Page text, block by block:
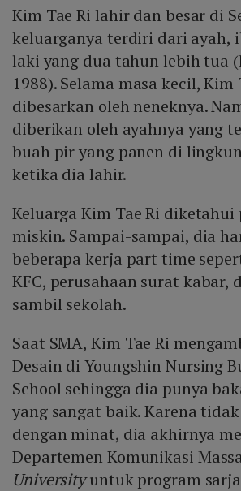
Kim Tae Ri lahir dan besar di
keluarganya terdiri dari ayah,
laki yang dua tahun lebih tua
1988). Selama masa kecil, Kim
dibesarkan oleh neneknya.
diberikan oleh ayahnya yang
buah pir yang panen di
ketika dia lahir.
Keluarga Kim Tae Ri diketahui
miskin. Sampai-sampai, dia
beberapa kerja part time
KFC, perusahaan surat kabar,
sambil sekolah.
Saat SMA, Kim Tae Ri
Desain di Youngshin Nursing
School sehingga dia punya
yang sangat baik. Karena
dengan minat, dia akhirnya
Departemen Komunikasi
Universityuntuk program